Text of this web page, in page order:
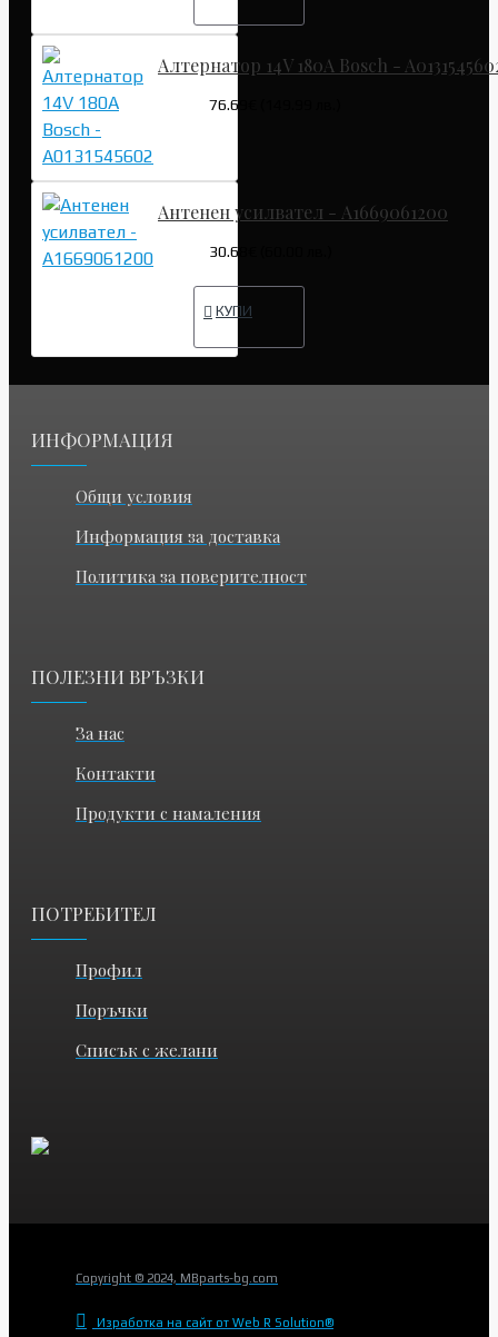
Алтернатор 14V 180A Bosch -
76.69€ (149.99 лв.)
Антенен усилвател - A1669061200
30.68€ (60.00 лв.)
КУПИ
ИНФОРМАЦИЯ
Общи условия
Информация за доставка
Политика за поверителност
ПОЛЕЗНИ ВРЪЗКИ
За нас
Контакти
Продукти с намаления
ПОТРЕБИТЕЛ
Профил
Поръчки
Списък с желани
Copyright © 2024, MBparts-bg.com
Изработка на сайт от Web R Solution®